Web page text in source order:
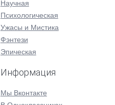
Научная
Психологическая
Ужасы и Мистика
Фэнтези
Эпическая
Информация
Мы Вконтакте